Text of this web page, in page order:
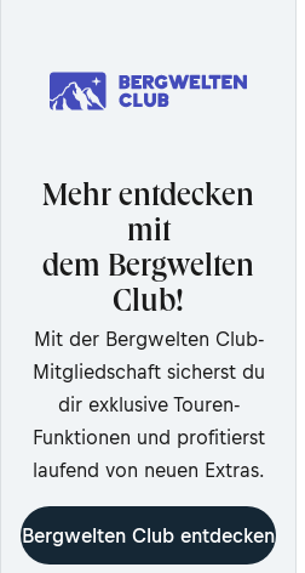
Mehr entdecken
mit
dem Bergwelten
Club!
Mit der Bergwelten Club-
Mitgliedschaft sicherst du
dir exklusive Touren-
Funktionen und profitierst
laufend von neuen Extras.
Bergwelten Club entdecken